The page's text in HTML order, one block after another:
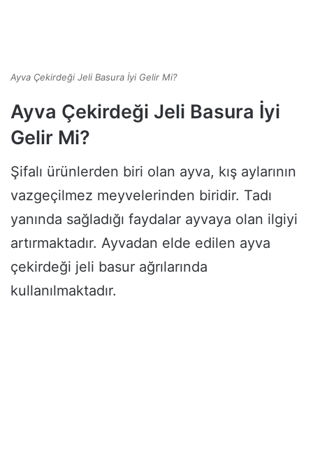
Ayva Çekirdeği Jeli Basura İyi Gelir Mi?
Ayva Çekirdeği Jeli Basura İyi
Gelir Mi?
Şifalı ürünlerden biri olan ayva, kış aylarının
vazgeçilmez meyvelerinden biridir. Tadı
yanında sağladığı faydalar ayvaya olan ilgiyi
artırmaktadır. Ayvadan elde edilen ayva
çekirdeği jeli basur ağrılarında
kullanılmaktadır.